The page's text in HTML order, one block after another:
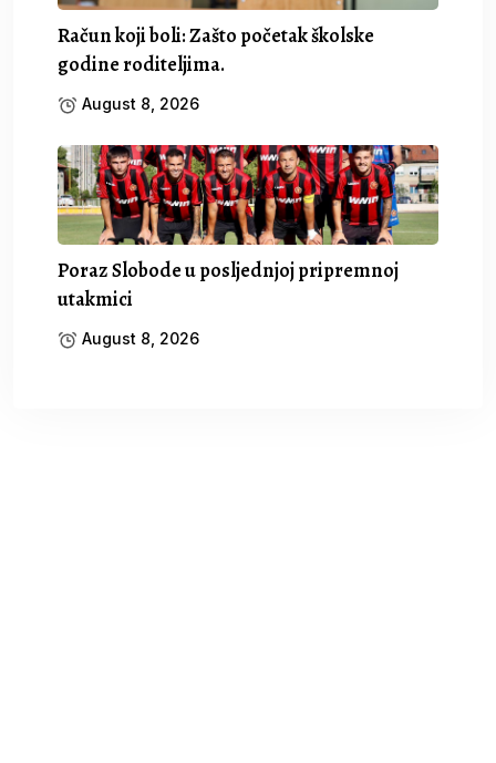
Račun koji boli: Zašto početak školske
godine roditeljima.
August 8, 2026
Poraz Slobode u posljednjoj pripremnoj
utakmici
August 8, 2026